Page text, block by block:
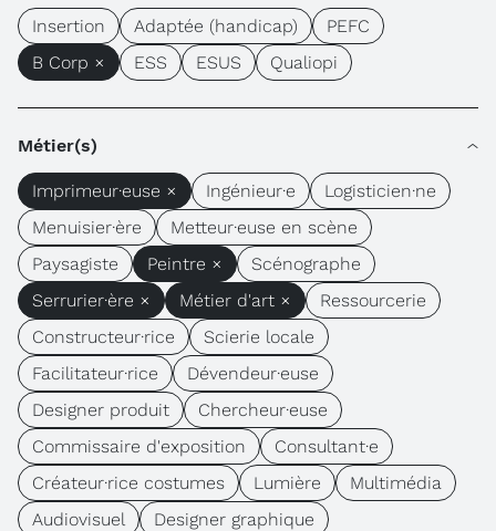
Insertion Adaptée (handicap)
PEFC
B Corp ×
ESS ESUS Qualiopi
Métier(s)
Imprimeur·euse × Ingénieur·e
Logisticien·ne
Menuisier·ère
Metteur·euse en scène
Paysagiste
Peintre ×
Scénographe
Serrurier·ère ×
Métier d'art ×
Ressourcerie
Constructeur·rice
Scierie locale
Facilitateur·rice
Dévendeur·euse
Designer produit
Chercheur·euse
Commissaire d'exposition
Consultant·e
Créateur·rice costumes
Lumière
Multimédia
Audiovisuel
Designer graphique